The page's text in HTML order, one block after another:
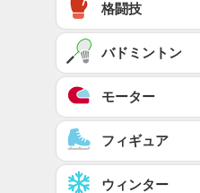
格闘技
バドミントン
モーター
フィギュア
ウィンター